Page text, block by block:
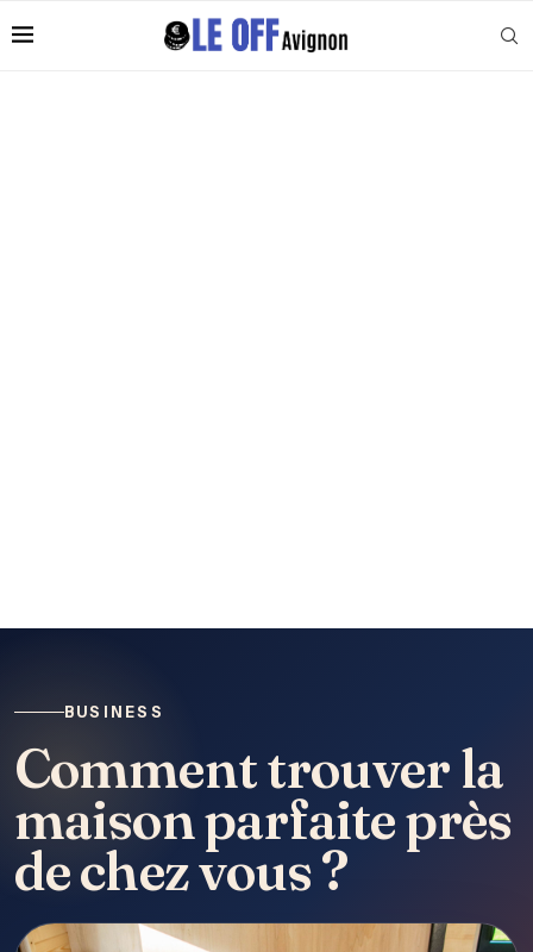
BUSINESS
Comment trouver la
maison parfaite près
de chez vous ?